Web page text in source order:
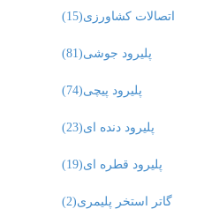
(15)اتصالات کشاورزی
(81)پلیرود جوشی
(74)پلیرود پیچی
(23)پلیرود دنده ای
(19)پلیرود قطره ای
(2)گاتر استخر پلیمری